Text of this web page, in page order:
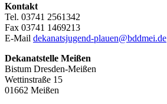
Kontakt
Tel. 03741 2561342
Fax 03741 1469213
E-Mail dekanatsjugend-plauen@bddmei.de
Dekanatstelle Meißen
Bistum Dresden-Meißen
Wettinstraße 15
01662 Meißen